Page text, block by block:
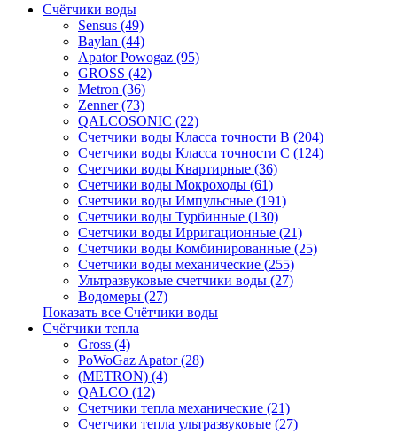
Счётчики воды
Sensus (49)
Baylan (44)
Apator Powogaz (95)
GROSS (42)
Metron (36)
Zenner (73)
QALCOSONIC (22)
Счетчики воды Класса точности В (204)
Счетчики воды Класса точности С (124)
Счетчики воды Квартирные (36)
Счетчики воды Мокроходы (61)
Счетчики воды Импульсные (191)
Счетчики воды Турбинные (130)
Счетчики воды Ирригационные (21)
Счетчики воды Комбинированные (25)
Счетчики воды механические (255)
Ультразвуковые счетчики воды (27)
Водомеры (27)
Показать все Счётчики воды
Счётчики тепла
Gross (4)
PoWoGaz Apator (28)
(METRON) (4)
QALCO (12)
Счетчики тепла механические (21)
Счетчики тепла ультразвуковые (27)